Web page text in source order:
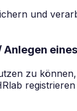
und
Anlegen
zu